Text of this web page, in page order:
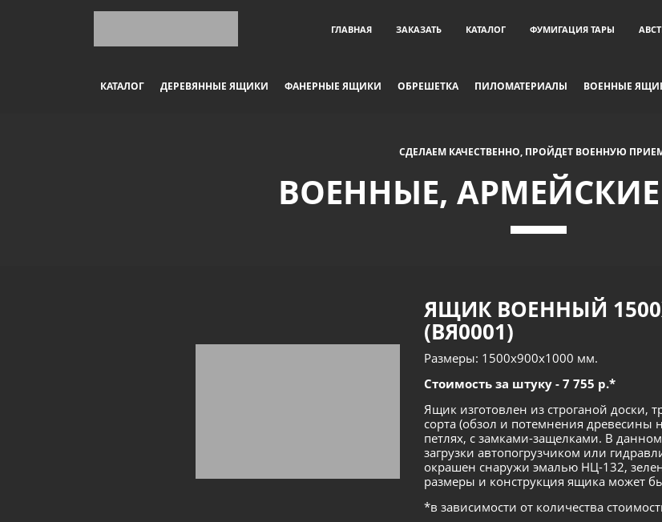
ГЛАВНАЯ ЗАКАЗАТЬ КАТАЛОГ ФУМИГАЦИЯ ТАРЫ
КАТАЛОГ ДЕРЕВЯННЫЕ ЯЩИКИ ФАНЕРНЫЕ ЯЩИКИ ОБРЕШЕТКА ПИЛОМАТЕРИАЛЫ ВОЕННЫЕ
СДЕЛАЕМ КАЧЕСТВЕННО, ПРОЙДЕТ ВОЕННУЮ
ВОЕННЫЕ,
ЯЩИК ВОЕННЫЙ
(ВЯ0001)
Размеры: 1500х900х1000 мм.
Стоимость за штуку - 7 755 р.*
Ящик изготовлен из строганой доски,
сорта (обзол и потемнения
петлях, с замками-защелками. В
загрузки автопогрузчиком или
окрашен снаружи эмалью НЦ-132,
размеры и конструкция ящика может
*в зависимости от количества